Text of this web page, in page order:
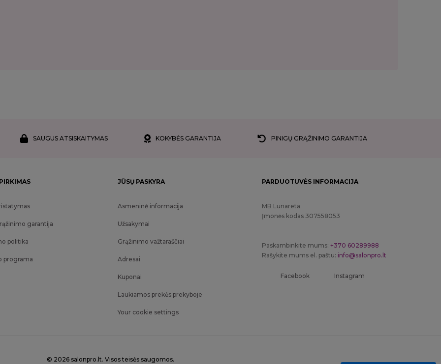
SAUGUS ATSISKAITYMAS KOKYBĖS GARANTIJA PINIGŲ GRĄŽINIMO GARANTIJA
garantija
politika
programa
JŪSŲ PASKYRA
Asmeninė informacija
Užsakymai
Grąžinimo važtaraščiai
Adresai
Kuponai
Laukiamos prekės prekyboje
Your cookie settings
PARDUOTUVĖS INFORMACIJA
MB Lunareta
Įmonės kodas 307558053
Paskambinkite mums: +370 60289988
Rašykite mums el. paštu: info@salonpro.lt
Facebook Instagram
© 2026 salonpro.lt. Visos teisės saugomos.